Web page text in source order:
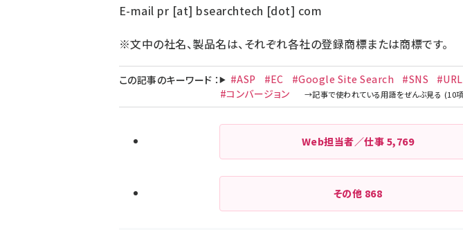
E-mail pr [at] bsearchtech [dot] com
※文中の社名、製品名は、それぞれ各社の登録商標または商標です。
この記事のキーワード ： #ASP #EC #Google Site Search #SNS #URL
#コンバージョン
Web担当者／仕事 5,769
その他 868